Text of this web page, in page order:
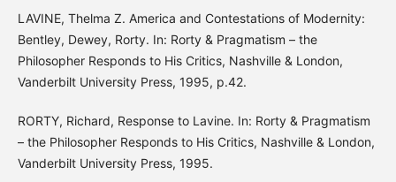
LAVINE, Thelma Z. America and Contestations of Modernity:
Bentley, Dewey, Rorty. In: Rorty & Pragmatism – the
Philosopher Responds to His Critics, Nashville & London,
Vanderbilt University Press, 1995, p.42.
RORTY, Richard, Response to Lavine. In: Rorty & Pragmatism
– the Philosopher Responds to His Critics, Nashville & London,
Vanderbilt University Press, 1995.